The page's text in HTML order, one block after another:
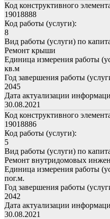
Код конструктивного
19018888
Код работы (услуги):
8
Вид работы (услуги) по
Ремонт крыши
Единица измерения работы
кв.м
Год завершения работы
2045
Дата актуализации
30.08.2021
Код конструктивного
19018886
Код работы (услуги):
5
Вид работы (услуги) по
Ремонт внутридомовых
Единица измерения работы
пог.м.
Год завершения работы
2042
Дата актуализации
30.08.2021